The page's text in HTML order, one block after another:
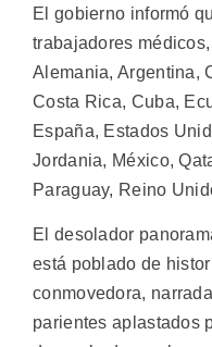
El gobierno informó
trabajadores
Alemania, Argentina,
Costa Rica, Cuba,
España, Estados
Jordania, México,
Paraguay, Reino
El desolador
está poblado de
conmovedora,
parientes aplastados